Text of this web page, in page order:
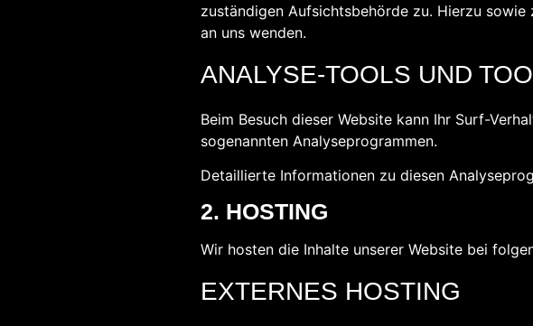
zuständigen Aufsichtsbehörde zu. Hierzu
an uns wenden.
ANALYSE-TOOLS UND
Beim Besuch dieser Website kann Ihr Surf-
sogenannten Analyseprogrammen.
Detaillierte Informationen zu diesen
2. HOSTING
Wir hosten die Inhalte unserer Website bei
EXTERNES HOSTING